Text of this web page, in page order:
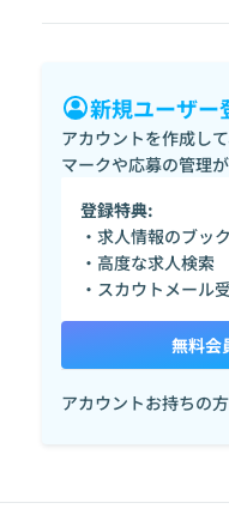
新規ユーザー
アカウントを作成し
マークや応募の管理が
登録特典:
・求人情報のブッ
・高度な求人検索
・スカウトメール
無料会
アカウントお持ちの方